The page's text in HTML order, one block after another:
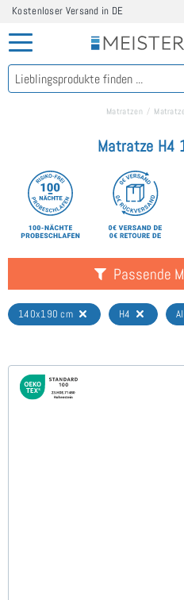
Kostenloser Versand in DE
Matratzen
Matratze H4
Passende
140x190 cm H4